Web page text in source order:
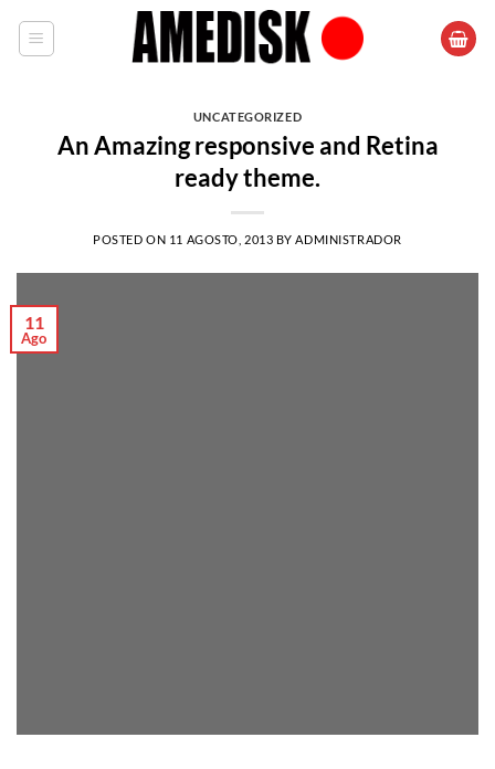
UNCATEGORIZED
An Amazing responsive and Retina
ready theme.
POSTED ON 11 AGOSTO, 2013 BY ADMINISTRADOR
11
Ago